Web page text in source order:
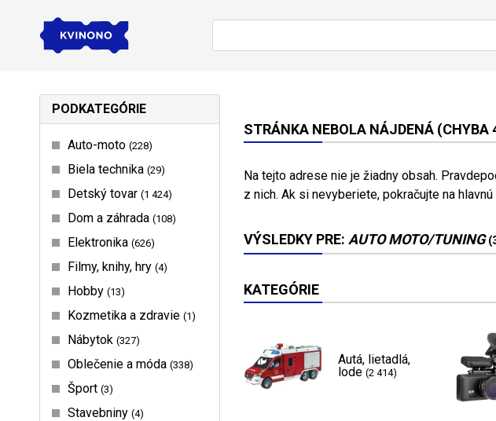
PODKATEGÓRIE
Auto-moto 228
Biela technika 29
Detský tovar 1 424
Dom a záhrada 108
Elektronika 626
Filmy, knihy, hry 4
Hobby 13
Kozmetika a zdravie 1
Nábytok 327
Oblečenie a móda 338
Šport 3
Stavebniny 4
STRÁNKA NEBOLA NÁJDENÁ (CHYBA
Na tejto adrese nie je žiadny obsah.
z nich. Ak si nevyberiete, pokračujte na
VÝSLEDKY PRE: AUTO MOTO/TUNING
KATEGÓRIE
Autá, lietadlá,
lode (2 414)